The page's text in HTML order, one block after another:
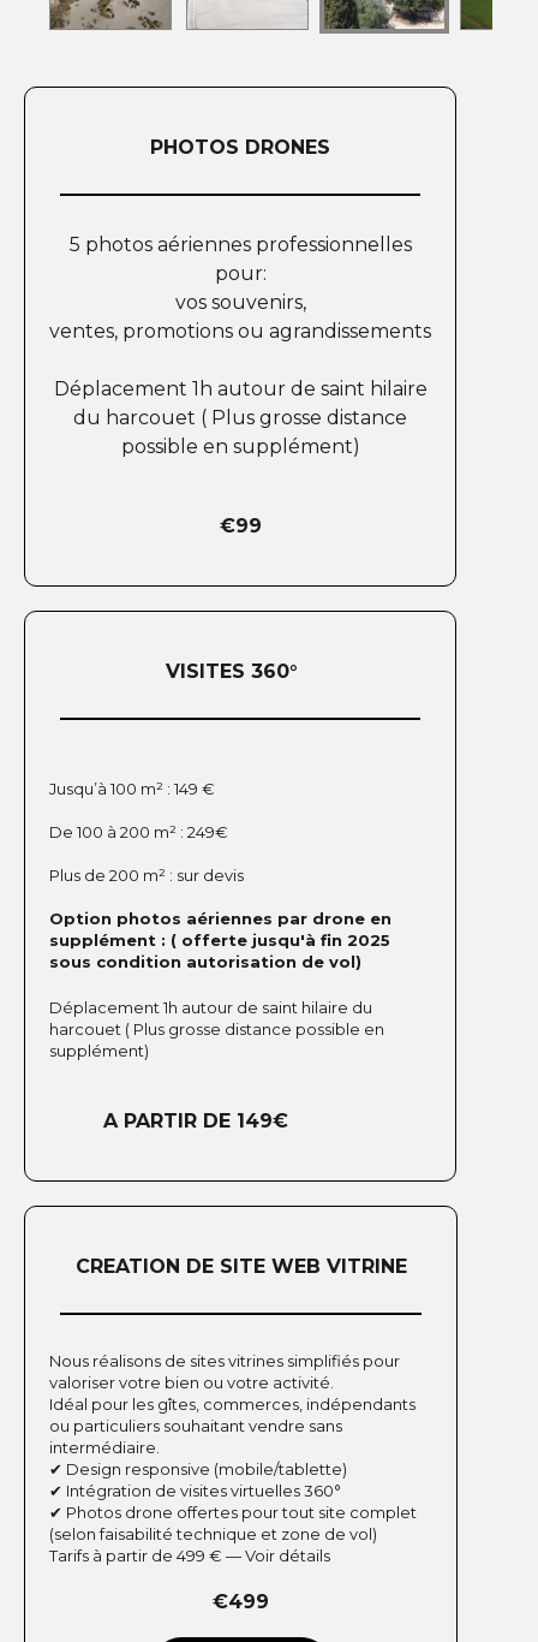
PHOTOS DRONES
5 photos aériennes professionnelles
pour:
vos souvenirs,
ventes, promotions ou agrandissements
Déplacement 1h autour de saint hilaire
du harcouet ( Plus grosse distance
possible en supplément)
€99
VISITES 360°
Jusqu’à 100 m² : 149 €
De 100 à 200 m² : 249€
Plus de 200 m² : sur devis
Option photos aériennes par drone en
supplément : ( offerte jusqu'à fin 2025
sous condition autorisation de vol)
Déplacement 1h autour de saint hilaire du
harcouet ( Plus grosse distance possible en
supplément)
A PARTIR DE 149€
CREATION DE SITE WEB VITRINE
Nous réalisons de sites vitrines simplifiés pour
valoriser votre bien ou votre activité.
Idéal pour les gîtes, commerces, indépendants
ou particuliers souhaitant vendre sans
intermédiaire.
✔ Design responsive (mobile/tablette)
✔ Intégration de visites virtuelles 360°
✔ Photos drone offertes pour tout site complet
(selon faisabilité technique et zone de vol)
Tarifs à partir de 499 € — Voir détails
€499